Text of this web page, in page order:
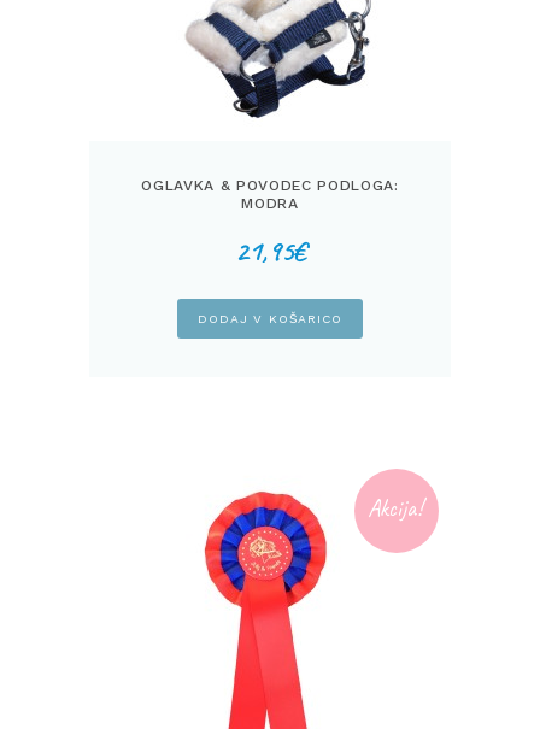
OGLAVKA & POVODEC PODLOGA:
MODRA
21,95€
DODAJ V KOŠARICO
Akcija!